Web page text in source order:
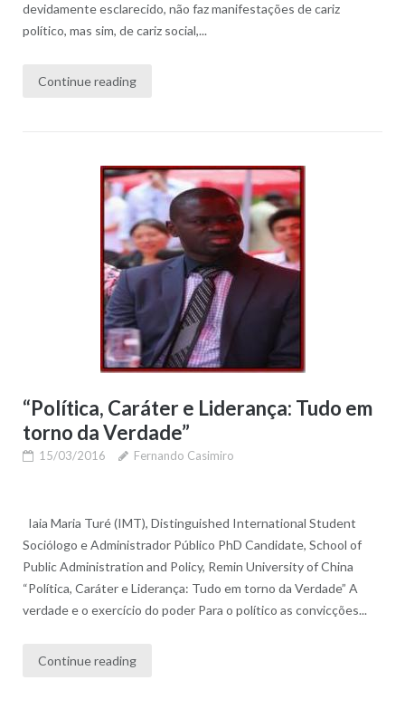
devidamente esclarecido, não faz manifestações de cariz
político, mas sim, de cariz social,...
Continue reading
“Política, Caráter e Liderança: Tudo em
torno da Verdade”
15/03/2016 Fernando Casimiro
Iaia Maria Turé (IMT), Distinguished International Student
Sociólogo e Administrador Público PhD Candidate, School of
Public Administration and Policy, Remin University of China
“Política, Caráter e Liderança: Tudo em torno da Verdade” A
verdade e o exercício do poder Para o político as convicções...
Continue reading